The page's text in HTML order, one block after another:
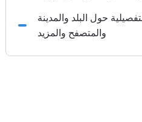
حول البلد والمدينة
والمتصفح والمزيد